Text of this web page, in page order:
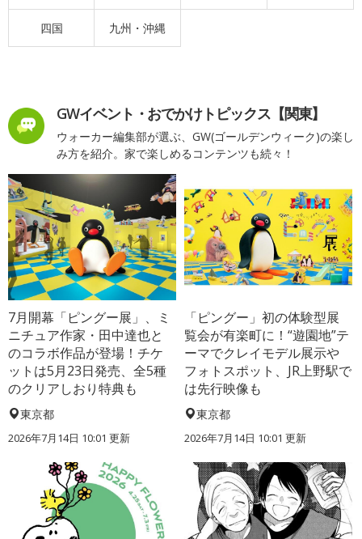
四国 九州・沖縄
GWイベント・おでかけトピックス【関東】
ウォーカー編集部が選ぶ、GW(ゴールデンウィーク)の楽し
み方を紹介。家で楽しめるコンテンツも続々！
7月開幕「ピングー展」、ミ
ニチュア作家・田中達也と
のコラボ作品が登場！チケ
ットは5月23日発売、全5種
のクリアしおり特典も
東京都
2026年7月14日 10:01 更新
「ピングー」初の体験型展
覧会が有楽町に！“遊園地”テ
ーマでクレイモデル展示や
フォトスポット、JR上野駅で
は先行映像も
東京都
2026年7月14日 10:01 更新